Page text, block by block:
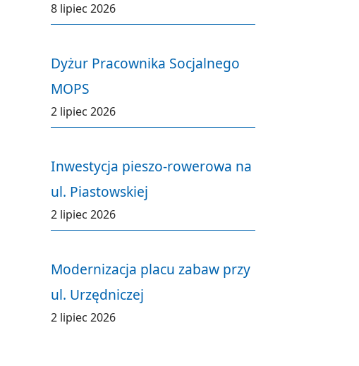
8 lipiec 2026
Dyżur Pracownika Socjalnego
MOPS
2 lipiec 2026
Inwestycja pieszo-rowerowa na
ul. Piastowskiej
2 lipiec 2026
Modernizacja placu zabaw przy
ul. Urzędniczej
2 lipiec 2026